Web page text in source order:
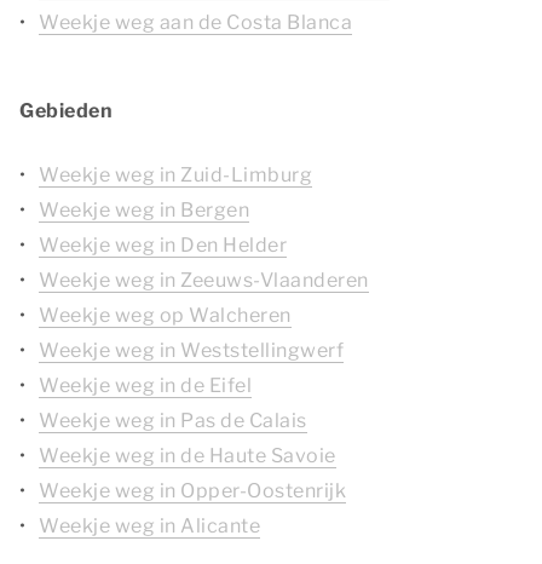
Weekje weg aan de Costa Blanca
Gebieden
Weekje weg in Zuid-Limburg
Weekje weg in Bergen
Weekje weg in Den Helder
Weekje weg in Zeeuws-Vlaanderen
Weekje weg op Walcheren
Weekje weg in Weststellingwerf
Weekje weg in de Eifel
Weekje weg in Pas de Calais
Weekje weg in de Haute Savoie
Weekje weg in Opper-Oostenrijk
Weekje weg in Alicante